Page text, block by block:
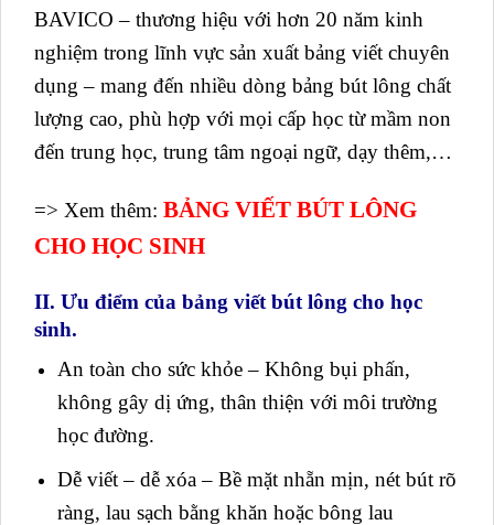
BAVICO – thương hiệu với hơn 20 năm kinh
nghiệm trong lĩnh vực sản xuất bảng viết chuyên
dụng – mang đến nhiều dòng bảng bút lông chất
lượng cao, phù hợp với mọi cấp học từ mầm non
đến trung học, trung tâm ngoại ngữ, dạy thêm,…
=> Xem thêm: BẢNG VIẾT BÚT LÔNG
CHO HỌC SINH
II. Ưu điểm của bảng viết bút lông cho học
sinh.
An toàn cho sức khỏe – Không bụi phấn,
không gây dị ứng, thân thiện với môi trường
học đường.
Dễ viết – dễ xóa – Bề mặt nhẵn mịn, nét bút rõ
ràng, lau sạch bằng khăn hoặc bông lau